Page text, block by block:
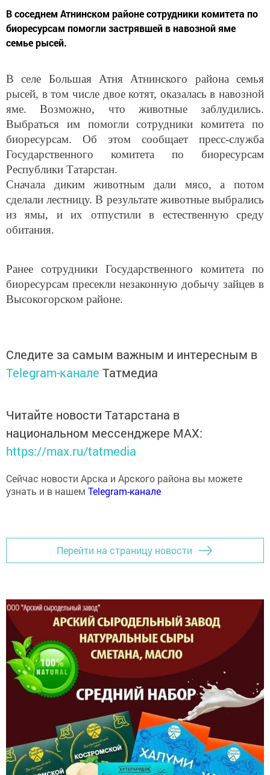
биоресурсам помогли застрявшей в навозной яме
семье рысей.
рысей, в том числе двое котят, оказалась в навозной
яме. Возможно, что животные заблудились.
Выбраться им помогли сотрудники комитета по
биоресурсам. Об этом сообщает пресс-служба
Государственного комитета по биоресурсам
Республики Татарстан.
Сначала диким животным дали мясо, а потом
сделали лестницу. В результате животные выбрались
из ямы, и их отпустили в естественную среду
обитания.
биоресурсам пресекли незаконную добычу зайцев в
Высокогорском районе.
Telegram-каналеТатмедиа
Читайте новости Татарстана в
национальном мессенджере MАХ:
https://max.ru/tatmedia
узнать и в нашемTelegram-канале
Перейти на страницу новости